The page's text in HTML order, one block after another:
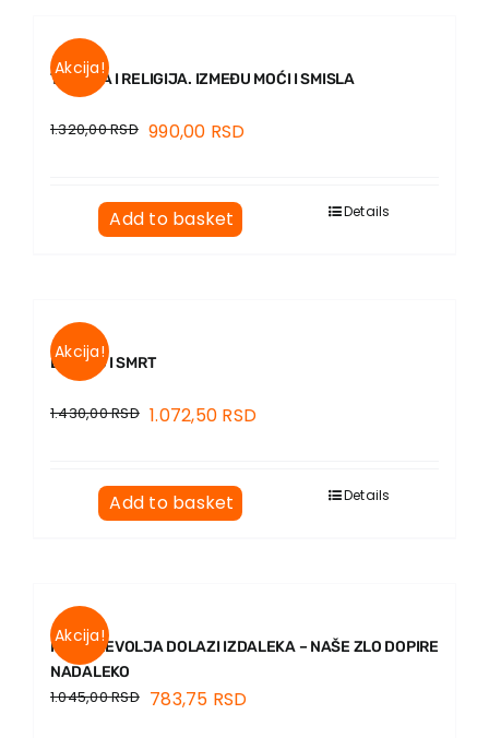
Akcija!
TRAUMA I RELIGIJA. IZMEĐU MOĆI I SMISLA
1.320,00RSD 990,00 RSD
Add to basket Details
Akcija!
DŽIHAD I SMRT
1.430,00RSD 1.072,50 RSD
Add to basket Details
Akcija!
NAŠA NEVOLJA DOLAZI IZDALEKA – NAŠE ZLO DOPIRE
NADALEKO
1.045,00RSD 783,75 RSD